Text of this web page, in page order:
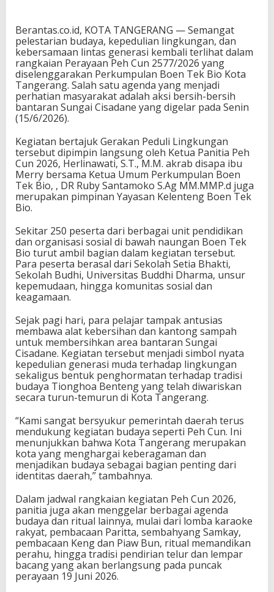
Berantas.co.id, KOTA TANGERANG — Semangat
pelestarian budaya, kepedulian lingkungan, dan
kebersamaan lintas generasi kembali terlihat dalam
rangkaian Perayaan Peh Cun 2577/2026 yang
diselenggarakan Perkumpulan Boen Tek Bio Kota
Tangerang. Salah satu agenda yang menjadi
perhatian masyarakat adalah aksi bersih-bersih
bantaran Sungai Cisadane yang digelar pada Senin
(15/6/2026).
Kegiatan bertajuk Gerakan Peduli Lingkungan
tersebut dipimpin langsung oleh Ketua Panitia Peh
Cun 2026, Herlinawati, S.T., M.M. akrab disapa ibu
Merry bersama Ketua Umum Perkumpulan Boen
Tek Bio, , DR Ruby Santamoko S.Ag MM.MMP.d juga
merupakan pimpinan Yayasan Kelenteng Boen Tek
Bio.
Sekitar 250 peserta dari berbagai unit pendidikan
dan organisasi sosial di bawah naungan Boen Tek
Bio turut ambil bagian dalam kegiatan tersebut.
Para peserta berasal dari Sekolah Setia Bhakti,
Sekolah Budhi, Universitas Buddhi Dharma, unsur
kepemudaan, hingga komunitas sosial dan
keagamaan.
Sejak pagi hari, para pelajar tampak antusias
membawa alat kebersihan dan kantong sampah
untuk membersihkan area bantaran Sungai
Cisadane. Kegiatan tersebut menjadi simbol nyata
kepedulian generasi muda terhadap lingkungan
sekaligus bentuk penghormatan terhadap tradisi
budaya Tionghoa Benteng yang telah diwariskan
secara turun-temurun di Kota Tangerang.
“Kami sangat bersyukur pemerintah daerah terus
mendukung kegiatan budaya seperti Peh Cun. Ini
menunjukkan bahwa Kota Tangerang merupakan
kota yang menghargai keberagaman dan
menjadikan budaya sebagai bagian penting dari
identitas daerah,” tambahnya.
Dalam jadwal rangkaian kegiatan Peh Cun 2026,
panitia juga akan menggelar berbagai agenda
budaya dan ritual lainnya, mulai dari lomba karaoke
rakyat, pembacaan Paritta, sembahyang Samkay,
pembacaan Keng dan Piaw Bun, ritual memandikan
perahu, hingga tradisi pendirian telur dan lempar
bacang yang akan berlangsung pada puncak
perayaan 19 Juni 2026.